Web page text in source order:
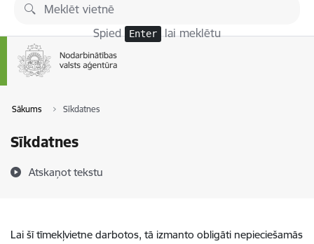
Pāriet uz lapas saturu
Spied Enter lai meklētu
Sākums Sīkdatnes
Sīkdatnes
Atskaņot tekstu
Lai šī tīmekļvietne darbotos, tā izmanto obligāti nepieciešamās